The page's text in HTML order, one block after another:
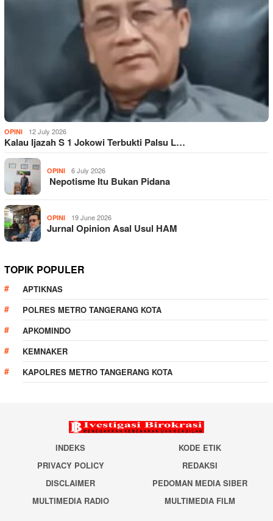
OPINI 12 July 2026
Kalau Ijazah S 1 Jokowi Terbukti Palsu L…
OPINI 6 July 2026
Nepotisme Itu Bukan Pidana
OPINI 19 June 2026
Jurnal Opinion Asal Usul HAM
TOPIK POPULER
APTIKNAS
POLRES METRO TANGERANG KOTA
APKOMINDO
KEMNAKER
KAPOLRES METRO TANGERANG KOTA
INDEKS
KODE ETIK
PRIVACY POLICY
REDAKSI
DISCLAIMER
PEDOMAN MEDIA SIBER
MULTIMEDIA RADIO
MULTIMEDIA FILM